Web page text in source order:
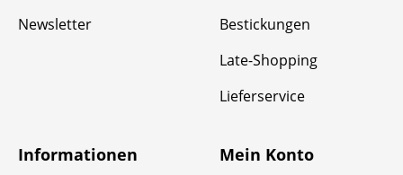
Newsletter
Bestickungen
Late-Shopping
Lieferservice
Informationen Mein Konto